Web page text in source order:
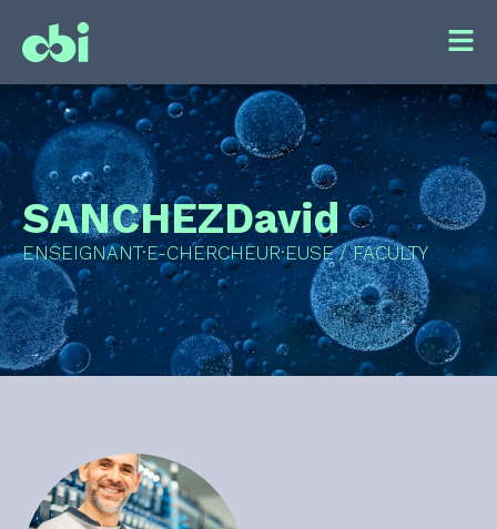
SANCHEZDavid
ENSEIGNANT·E-CHERCHEUR·EUSE / FACULTY